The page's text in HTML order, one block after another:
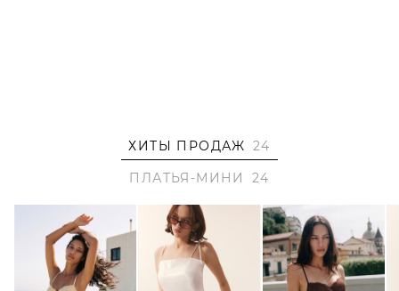
ХИТЫ ПРОДАЖ 24
ПЛАТЬЯ-МИНИ
24